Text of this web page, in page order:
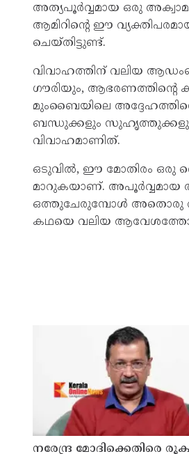
അത്യപൂർവ്വമായ ഒരു
ആമിറിന്റെ ഈ
ചെയ്തിട്ടുണ്ട്.
വിവാഹത്തിന് വലിയ
ഗൗരിയും, ആഭരണത്തിന്റെ
മുംബൈയിലെ
ബന്ധുക്കളും സുഹൃത്തുക്കളും
വിവാഹമാണിത്.
ഒടുവിൽ, ഈ മോതിരം ഒരു
മാറുകയാണ്. അപൂർവ്വമായ
ഒത്തുചേരുമ്പോൾ അതൊരു
കഥയെ വലിയ
നരേന്ദ്ര മോദിക്കെതിരെ